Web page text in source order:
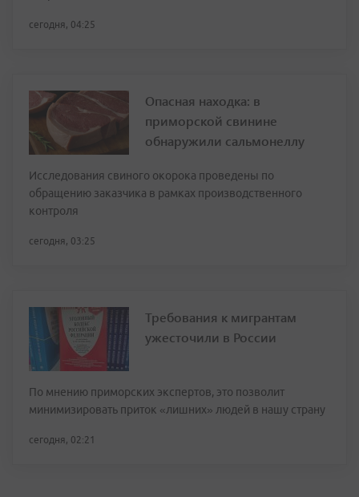
сегодня, 04:25
Опасная находка: в
приморской свинине
обнаружили сальмонеллу
Исследования свиного окорока проведены по
обращению заказчика в рамках производственного
контроля
сегодня, 03:25
Требования к мигрантам
ужесточили в России
По мнению приморских экспертов, это позволит
минимизировать приток «лишних» людей в нашу страну
сегодня, 02:21